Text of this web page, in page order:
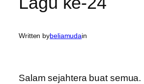
Written bybeliamudain
Salam sejahtera buat semua.